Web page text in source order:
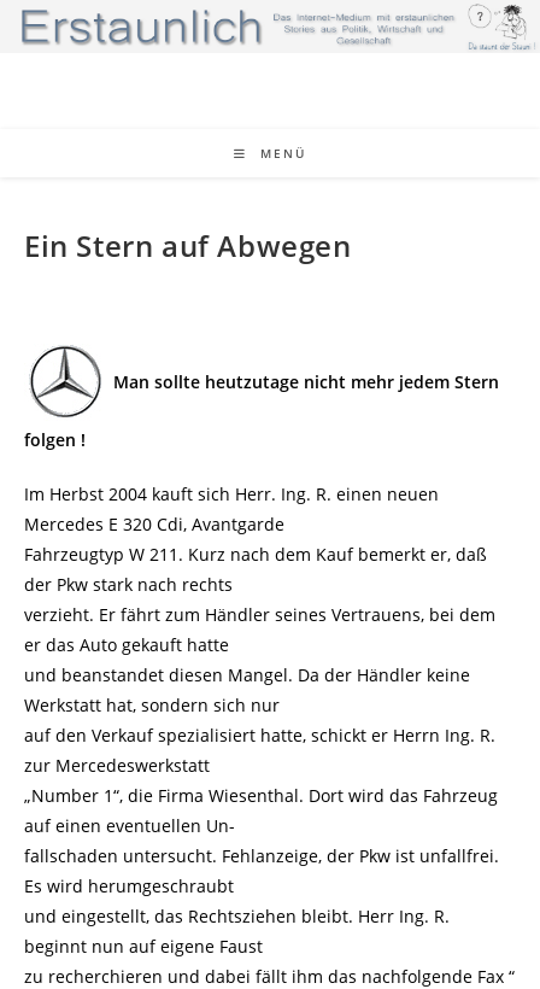
Zum
Inhalt
MENÜ
Ein Stern auf Abwegen
Man sollte heutzutage nicht mehr jedem Stern
folgen !
Im Herbst 2004 kauft sich Herr. Ing. R. einen neuen
Mercedes E 320 Cdi, Avantgarde
Fahrzeugtyp W 211. Kurz nach dem Kauf bemerkt er, daß
der Pkw stark nach rechts
verzieht. Er fährt zum Händler seines Vertrauens, bei dem
er das Auto gekauft hatte
und beanstandet diesen Mangel. Da der Händler keine
Werkstatt hat, sondern sich nur
auf den Verkauf spezialisiert hatte, schickt er Herrn Ing. R.
zur Mercedeswerkstatt
„Number 1“, die Firma Wiesenthal. Dort wird das Fahrzeug
auf einen eventuellen Un-
fallschaden untersucht. Fehlanzeige, der Pkw ist unfallfrei.
Es wird herumgeschraubt
und eingestellt, das Rechtsziehen bleibt. Herr Ing. R.
beginnt nun auf eigene Faust
zu recherchieren und dabei fällt ihm das nachfolgende Fax “